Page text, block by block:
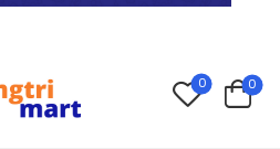
0 0